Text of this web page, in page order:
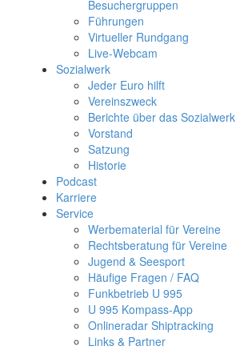
Besuchergruppen
Führungen
Virtueller Rundgang
Live-Webcam
Sozialwerk
Jeder Euro hilft
Vereinszweck
Berichte über das Sozialwerk
Vorstand
Satzung
Historie
Podcast
Karriere
Service
Werbematerial für Vereine
Rechtsberatung für Vereine
Jugend & Seesport
Häufige Fragen / FAQ
Funkbetrieb U 995
U 995 Kompass-App
Onlineradar Shiptracking
Links & Partner